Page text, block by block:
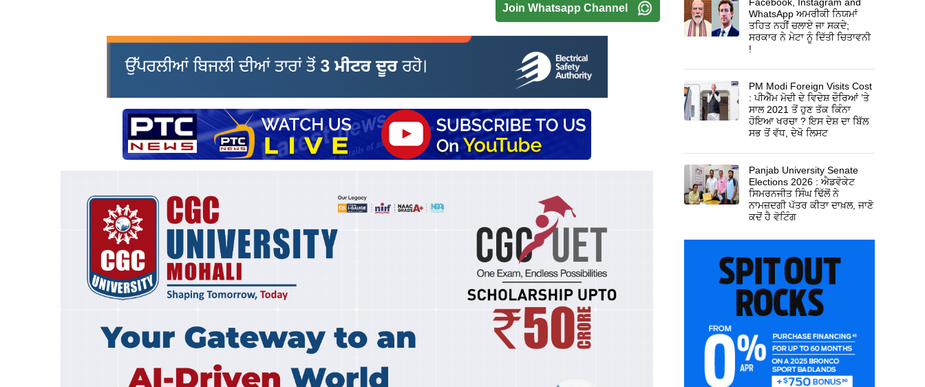
Join Whatsapp Channel
WhatsApp ਅਮਰੀਕੀ ਨਿਯਮਾਂ
ਤਹਿਤ ਨਹੀਂ ਚਲਾਏ ਜਾ ਸਕਦੇ;
ਸਰਕਾਰ ਨੇ ਮੇਟਾ ਨੂੰ ਦਿੱਤੀ ਚਿਤਾਵਨੀ
!
PM Modi Foreign Visits Cost
: ਪੀਐੱਮ ਮੋਦੀ ਦੇ ਵਿਦੇਸ਼ ਦੌਰਿਆਂ ’ਤੇ
ਸਾਲ 2021 ਤੋਂ ਹੁਣ ਤੱਕ ਕਿੰਨਾ
ਹੋਇਆ ਖਰਚਾ ? ਇਸ ਦੇਸ਼ ਦਾ ਬਿੱਲ
ਸਭ ਤੋਂ ਵੱਧ, ਦੇਖੋ ਲਿਸਟ
Panjab University Senate
Elections 2026 : ਐਡਵੋਕੇਟ
ਸਿਮਰਨਜੀਤ ਸਿੰਘ ਢਿੱਲੋਂ ਨੇ
ਨਾਮਜ਼ਦਗੀ ਪੱਤਰ ਕੀਤਾ ਦਾਖ਼ਲ, ਜਾਣੋ
ਕਦੋਂ ਹੈ ਵੋਟਿੰਗ